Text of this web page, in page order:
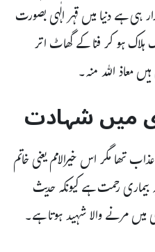
ہی ہے دنیا میں قہر الٰہی بصورت
ہو کر فنا کے گھاٹ اتر
معاذ اللہ منہ۔
میں شہادت
تھا مگر اس خیرالامم یعنی خاتم
رحمت ہے کیونکہ حدیث
مرنے والا شہید ہوتا ہے۔